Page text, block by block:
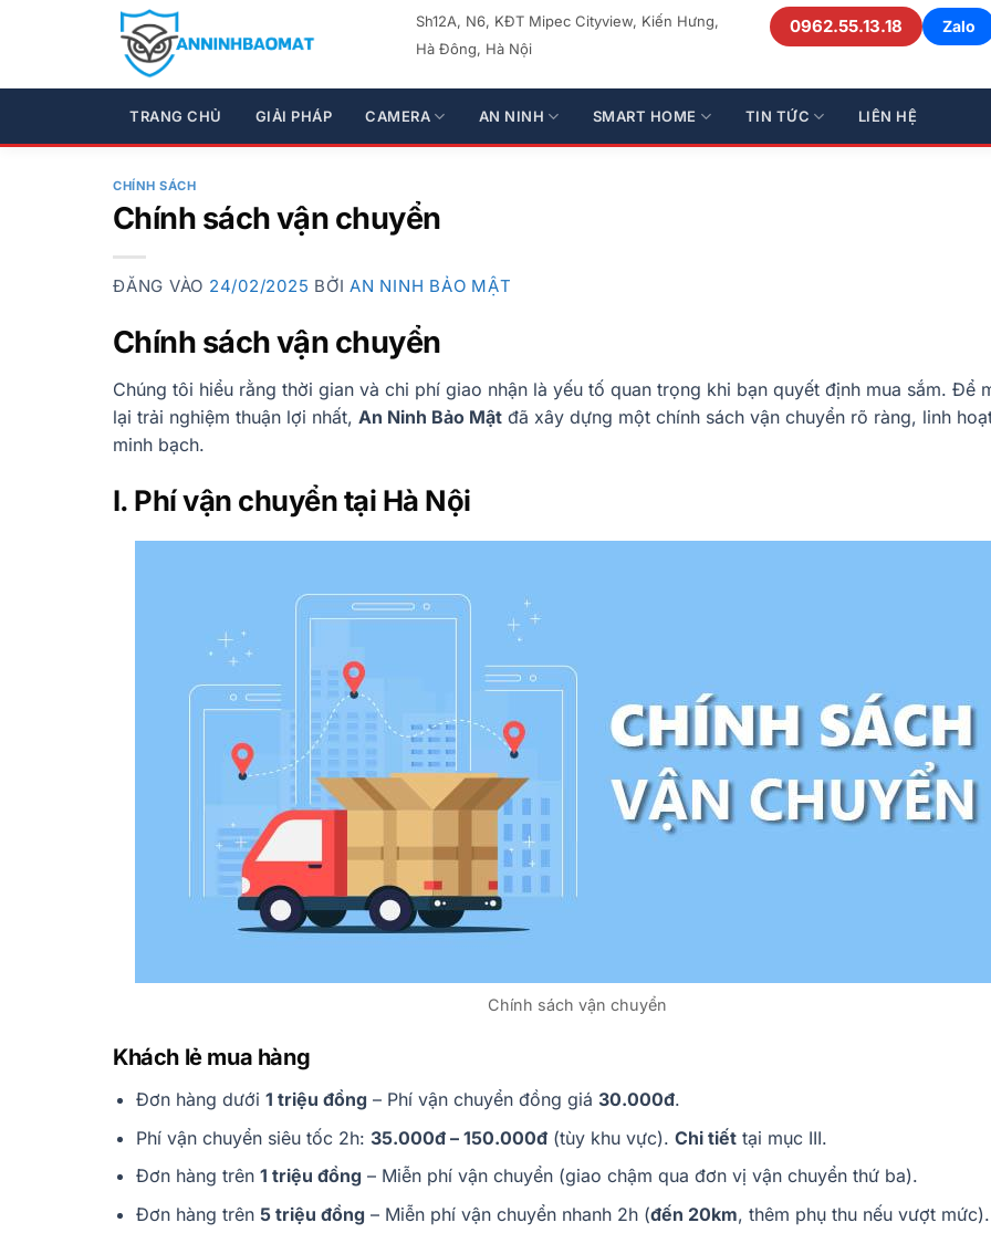
dung
Sh12A, N6, KĐT Mipec Cityview, Kiến Hưng,
Hà Đông, Hà Nội
0962.55.13.18 Zalo
TRANG CHỦ GIẢI PHÁP CAMERA AN NINH SMART HOME TIN TỨC LIÊN HỆ
CHÍNH SÁCH
Chính sách vận chuyển
ĐĂNG VÀO 24/02/2025 BỞI AN NINH BẢO MẬT
Chính sách vận chuyển
Chúng tôi hiểu rằng thời gian và chi phí giao nhận là yếu tố quan trọng khi bạn quyết định mua sắm. Để
lại trải nghiệm thuận lợi nhất, An Ninh Bảo Mật đã xây dựng một chính sách vận chuyển rõ ràng, linh
minh bạch.
I. Phí vận chuyển tại Hà Nội
Chính sách vận chuyển
Khách lẻ mua hàng
Đơn hàng dưới 1 triệu đồng – Phí vận chuyển đồng giá 30.000đ.
Phí vận chuyển siêu tốc 2h: 35.000đ – 150.000đ(tùy khu vực). Chi tiếttại mục III.
Đơn hàng trên 1 triệu đồng – Miễn phí vận chuyển (giao chậm qua đơn vị vận chuyển thứ ba).
Đơn hàng trên 5 triệu đồng – Miễn phí vận chuyển nhanh 2h (đến 20km, thêm phụ thu nếu vượt mức).